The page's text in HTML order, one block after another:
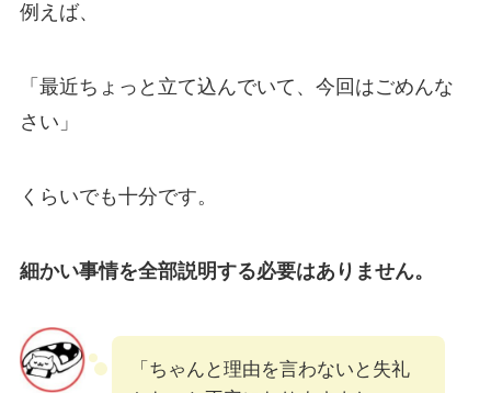
例えば、
「最近ちょっと立て込んでいて、今回はごめんな
さい」
くらいでも十分です。
細かい事情を全部説明する必要はありません。
「ちゃんと理由を言わないと失礼